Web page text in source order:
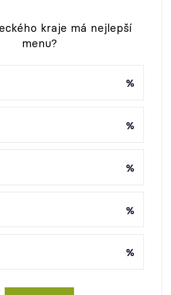
kraje má nejlepší
menu?
%
%
%
%
%